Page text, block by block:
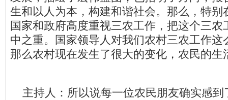
生和以人为本，构建和谐社会。那么，特别
国家和政府高度重视三农工作，把这个三农
中之重。国家领导人对我们农村三农工作这
那么农村现在发生了很大的变化，农民的生
主持人：所以说每一位农民朋友确实感到